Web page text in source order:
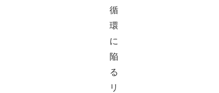
循
環
に
陥
る
リ